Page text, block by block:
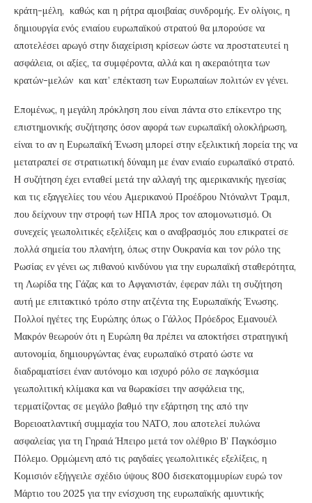
κράτη-μέλη, καθώς και η ρήτρα αμοιβαίας συνδρομής. Εν ολίγοις, η
δημιουργία ενός ενιαίου ευρωπαϊκού στρατού θα μπορούσε να
αποτελέσει αρωγό στην διαχείριση κρίσεων ώστε να προστατευτεί η
ασφάλεια, οι αξίες, τα συμφέροντα, αλλά και η ακεραιότητα των
κρατών-μελών και κατ’ επέκταση των Ευρωπαίων πολιτών εν γένει.
Επομένως, η μεγάλη πρόκληση που είναι πάντα στο επίκεντρο της
επιστημονικής συζήτησης όσον αφορά των ευρωπαϊκή ολοκλήρωση,
είναι το αν η Ευρωπαϊκή Ένωση μπορεί στην εξελικτική πορεία της να
μετατραπεί σε στρατιωτική δύναμη με έναν ενιαίο ευρωπαϊκό στρατό.
Η συζήτηση έχει ενταθεί μετά την αλλαγή της αμερικανικής ηγεσίας
και τις εξαγγελίες του νέου Αμερικανού Προέδρου Ντόναλντ Τραμπ,
που δείχνουν την στροφή των ΗΠΑ προς τον απομονωτισμό. Οι
συνεχείς γεωπολιτικές εξελίξεις και ο αναβρασμός που επικρατεί σε
πολλά σημεία του πλανήτη, όπως στην Ουκρανία και τον ρόλο της
Ρωσίας εν γένει ως πιθανού κινδύνου για την ευρωπαϊκή σταθερότητα,
τη Λωρίδα της Γάζας και το Αφγανιστάν, έφεραν πάλι τη συζήτηση
αυτή με επιτακτικό τρόπο στην ατζέντα της Ευρωπαϊκής Ένωσης.
Πολλοί ηγέτες της Ευρώπης όπως ο Γάλλος Πρόεδρος Εμανουέλ
Μακρόν θεωρούν ότι η Ευρώπη θα πρέπει να αποκτήσει στρατηγική
αυτονομία, δημιουργώντας ένας ευρωπαϊκό στρατό ώστε να
διαδραματίσει έναν αυτόνομο και ισχυρό ρόλο σε παγκόσμια
γεωπολιτική κλίμακα και να θωρακίσει την ασφάλεια της,
τερματίζοντας σε μεγάλο βαθμό την εξάρτηση της από την
Βορειοατλαντική συμμαχία του ΝΑΤΟ, που αποτελεί πυλώνα
ασφαλείας για τη Γηραιά Ήπειρο μετά τον ολέθριο Β’ Παγκόσμιο
Πόλεμο. Ορμώμενη από τις ραγδαίες γεωπολιτικές εξελίξεις, η
Κομισιόν εξήγγειλε σχέδιο ύψους 800 δισεκατομμυρίων ευρώ τον
Μάρτιο του 2025 για την ενίσχυση της ευρωπαϊκής αμυντικής